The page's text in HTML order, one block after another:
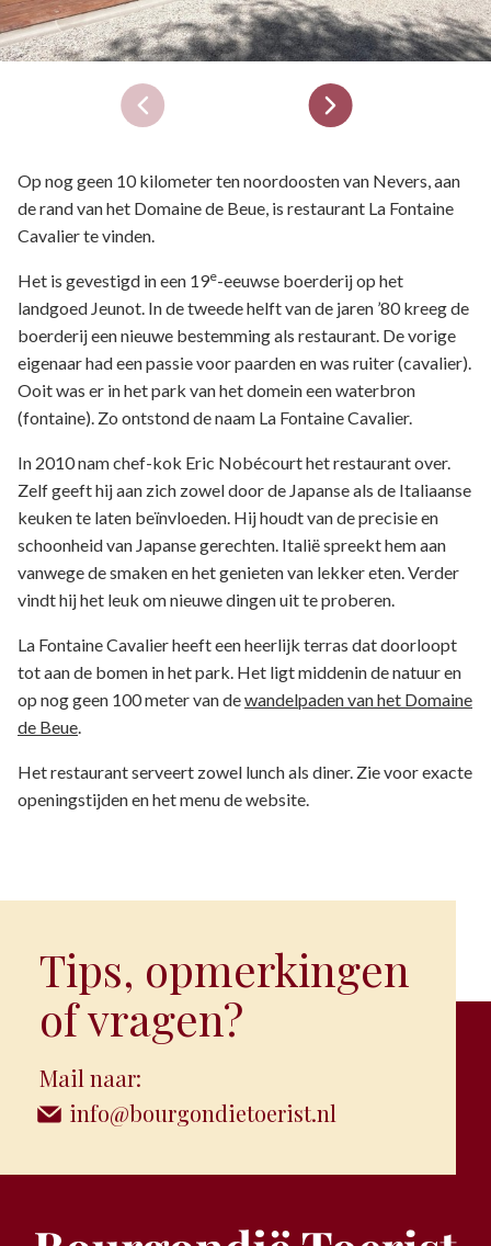
Op nog geen 10 kilometer ten noordoosten van Nevers, aan
de rand van het Domaine de Beue, is restaurant La Fontaine
Cavalier te vinden.
Het is gevestigd in een 19e-eeuwse boerderij op het
landgoed Jeunot. In de tweede helft van de jaren ’80 kreeg de
boerderij een nieuwe bestemming als restaurant. De vorige
eigenaar had een passie voor paarden en was ruiter (cavalier).
Ooit was er in het park van het domein een waterbron
(fontaine). Zo ontstond de naam La Fontaine Cavalier.
In 2010 nam chef-kok Eric Nobécourt het restaurant over.
Zelf geeft hij aan zich zowel door de Japanse als de Italiaanse
keuken te laten beïnvloeden. Hij houdt van de precisie en
schoonheid van Japanse gerechten. Italië spreekt hem aan
vanwege de smaken en het genieten van lekker eten. Verder
vindt hij het leuk om nieuwe dingen uit te proberen.
La Fontaine Cavalier heeft een heerlijk terras dat doorloopt
tot aan de bomen in het park. Het ligt middenin de natuur en
op nog geen 100 meter van dewandelpaden van het Domaine
de Beue
Het restaurant serveert zowel lunch als diner. Zie voor exacte
openingstijden en het menu de website.
Tips, opmerkingen
of vragen?
Mail naar:
info@bourgondietoerist.nl